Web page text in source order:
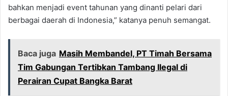
bahkan menjadi event tahunan yang dinanti pelari dari
berbagai daerah di Indonesia,” katanya penuh semangat.
Baca juga Masih Membandel, PT Timah Bersama
Tim Gabungan Tertibkan Tambang Ilegal di
Perairan Cupat Bangka Barat